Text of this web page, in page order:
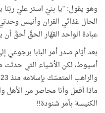
الحال غذائي القرآن وأنيس
عبادة الواحد القهّار الحقّ أحقّ أن
بعد أيّام صدر أمر البابا
أسيوط، لكن الأشياء التي
ماذا أفعل وأنا محاصر من
الكنيسة بأمر شنودة!!